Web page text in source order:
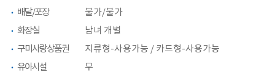
배달/포장
불가/불가
화장실
남녀 개별
구미사랑상품권
지류형-사용가능 / 카드형-사용가능
유아시설
무